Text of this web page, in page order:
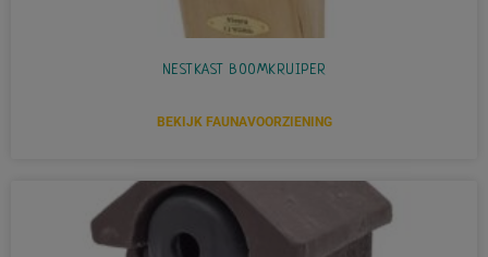
NESTKAST BOOMKRUIPER
BEKIJK FAUNAVOORZIENING